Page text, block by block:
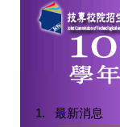
最新消息